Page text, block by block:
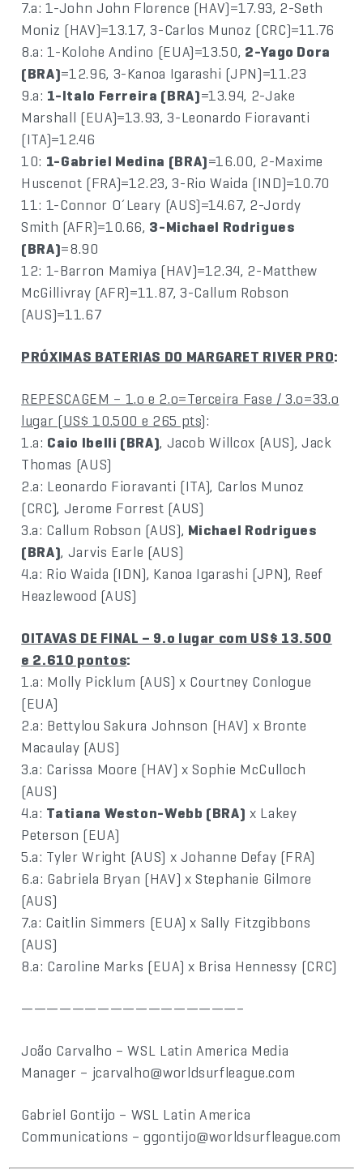
7.a: 1-John John Florence (HAV)=17.93, 2-Seth
Moniz (HAV)=13.17, 3-Carlos Munoz (CRC)=11.76
8.a: 1-Kolohe Andino (EUA)=13.50, 2-Yago Dora
(BRA)=12.96, 3-Kanoa Igarashi (JPN)=11.23
9.a: 1-Italo Ferreira (BRA)=13.94, 2-Jake
Marshall (EUA)=13.93, 3-Leonardo Fioravanti
(ITA)=12.46
10: 1-Gabriel Medina (BRA)=16.00, 2-Maxime
Huscenot (FRA)=12.23, 3-Rio Waida (IND)=10.70
11: 1-Connor O´Leary (AUS)=14.67, 2-Jordy
Smith (AFR)=10.66, 3-Michael Rodrigues
(BRA)=8.90
12: 1-Barron Mamiya (HAV)=12.34, 2-Matthew
McGillivray (AFR)=11.87, 3-Callum Robson
(AUS)=11.67
PRÓXIMAS BATERIAS DO MARGARET RIVER PRO:
REPESCAGEM – 1.o e 2.o=Terceira Fase / 3.o=33.o
lugar (US$ 10.500 e 265 pts):
1.a: Caio Ibelli (BRA), Jacob Willcox (AUS), Jack
Thomas (AUS)
2.a: Leonardo Fioravanti (ITA), Carlos Munoz
(CRC), Jerome Forrest (AUS)
3.a: Callum Robson (AUS), Michael Rodrigues
(BRA), Jarvis Earle (AUS)
4.a: Rio Waida (IDN), Kanoa Igarashi (JPN), Reef
Heazlewood (AUS)
OITAVAS DE FINAL – 9.o lugar com US$ 13.500
e 2.610 pontos:
1.a: Molly Picklum (AUS) x Courtney Conlogue
(EUA)
2.a: Bettylou Sakura Johnson (HAV) x Bronte
Macaulay (AUS)
3.a: Carissa Moore (HAV) x Sophie McCulloch
(AUS)
4.a: Tatiana Weston-Webb (BRA) x Lakey
Peterson (EUA)
5.a: Tyler Wright (AUS) x Johanne Defay (FRA)
6.a: Gabriela Bryan (HAV) x Stephanie Gilmore
(AUS)
7.a: Caitlin Simmers (EUA) x Sally Fitzgibbons
(AUS)
8.a: Caroline Marks (EUA) x Brisa Hennessy (CRC)
—————————————————–
João Carvalho – WSL Latin America Media
Manager – jcarvalho@worldsurfleague.com
Gabriel Gontijo – WSL Latin America
Communications – ggontijo@worldsurfleague.com